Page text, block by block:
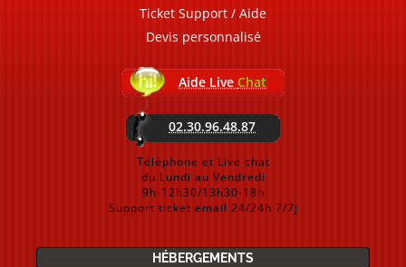
Ticket Support / Aide
Devis personnalisé
Aide Live Chat
02.30.96.48.87
Téléphone et Live chat
du Lundi au Vendredi
9h-12h30/13h30-18h
Support ticket email 24/24h 7/7j
HÉBERGEMENTS